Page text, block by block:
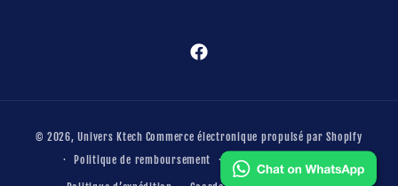
Facebook
paiement
© 2026,Univers Ktech Commerce électronique propulsé par Shopify
Politique de remboursement
Conditions d’utilisation